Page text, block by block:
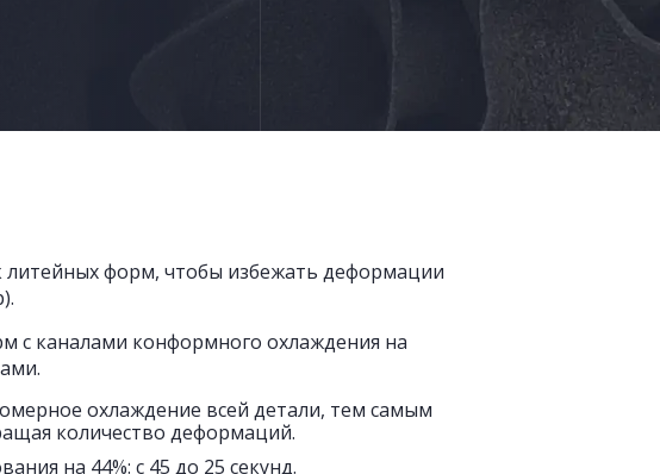
форм, чтобы избежать деформации
с каналами конформного охлаждения на
охлаждение всей детали, тем самым
количество деформаций.
на 44%: с 45 до 25 секунд.